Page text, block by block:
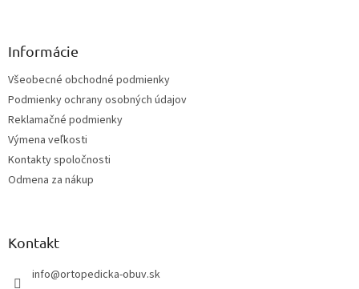
Informácie
Všeobecné obchodné podmienky
Podmienky ochrany osobných údajov
Reklamačné podmienky
Výmena veľkosti
Kontakty spoločnosti
Odmena za nákup
Kontakt
info@ortopedicka-obuv.sk